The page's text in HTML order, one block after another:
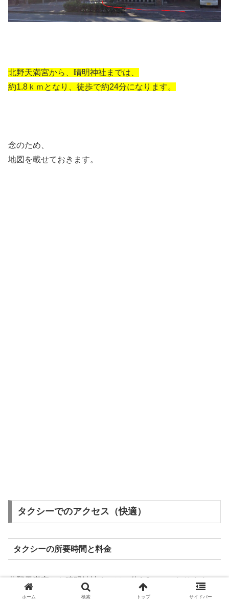
北野天満宮から、晴明神社までは、
約1.8ｋｍとなり、徒歩で約24分になります。
念のため、
地図を載せておきます。
タクシーでのアクセス（快適）
タクシーの所要時間と料金
北野天満宮から晴明神社までは、約1.8ｋｍになります。
ホーム 検索 トップ サイドバー